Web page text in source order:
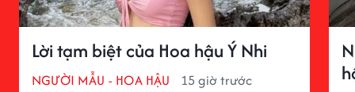
Lời tạm biệt của Hoa hậu Ý Nhi
NGƯỜI MẪU - HOA HẬU 15 giờ trước